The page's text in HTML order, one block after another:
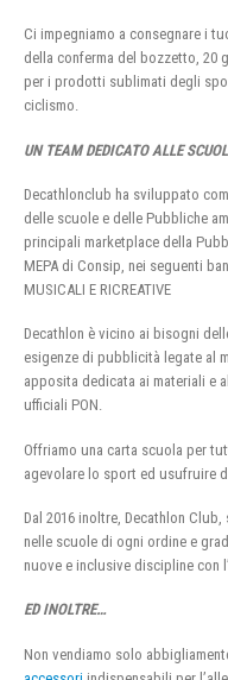
Ci impegniamo a consegnare i
della conferma del bozzetto, 20
per i prodotti sublimati degli
ciclismo.
UN TEAM DEDICATO ALLE
Decathlonclub ha sviluppato
delle scuole e delle Pubbliche
principali marketplace della
MEPA di Consip, nei seguenti
MUSICALI E RICREATIVE
Decathlon è vicino ai bisogni
esigenze di pubblicità legate al
apposita dedicata ai materiali e
ufficiali PON.
Offriamo una carta scuola per
agevolare lo sport ed usufruire
Dal 2016 inoltre, Decathlon
nelle scuole di ogni ordine e
nuove e inclusive discipline con
ED INOLTRE…
Non vendiamo solo